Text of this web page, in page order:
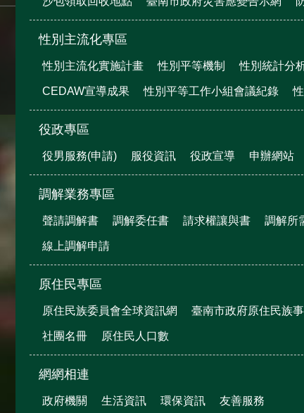
性別主流化專區
性別主流化實施計畫 性別平等機制 性別統計分
CEDAW宣導成果 性別平等工作小組會議紀錄
役政專區
役男服務(申請) 服役資訊 役政宣導 申辦網站
調解業務專區
聲請調解書 調解委任書 請求權讓與書 調解所
線上調解申請
原住民專區
原住民族委員會全球資訊網 臺南市政府原住民族
社團名冊 原住民人口數
網網相連
政府機關 生活資訊 環保資訊 友善服務